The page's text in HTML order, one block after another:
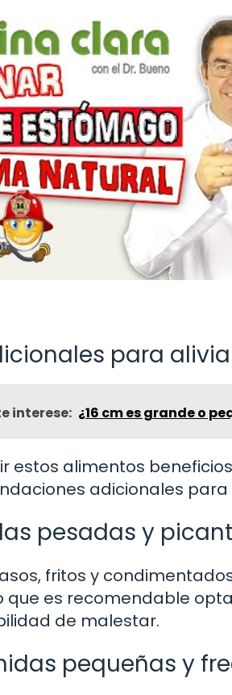
para
interese: ¿16 cm es grande o
estos alimentos
adicionales
pesadas y
fritos y
que es recomendable
de malestar.
pequeñas y